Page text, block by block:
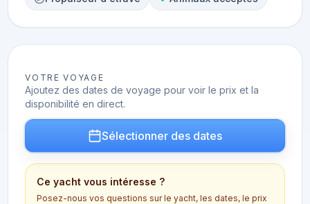
VOTRE VOYAGE
Ajoutez des dates de voyage pour voir le prix et la
disponibilité en direct.
Sélectionner des dates
Ce yacht vous intéresse ?
Posez-nous vos questions sur le yacht, les dates, le prix